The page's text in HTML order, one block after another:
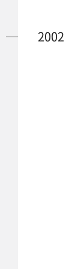
2002